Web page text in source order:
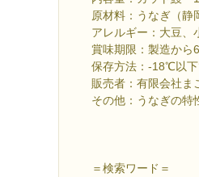
原材料：うなぎ（静
アレルギー：大豆、
賞味期限：製造から
保存方法：-18℃以下
販売者：有限会社ま
その他：うなぎの特
＝検索ワード＝